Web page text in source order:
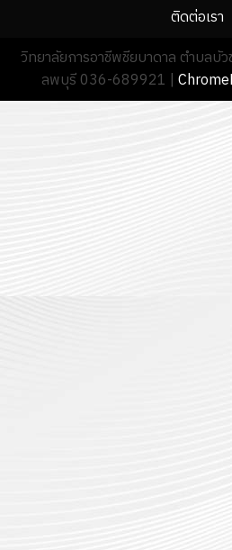
ติดต่อเรา
วิทยาลัยการอาชีพชียบาดาล ตำบลบั
ลพบุรี 036-689921 |